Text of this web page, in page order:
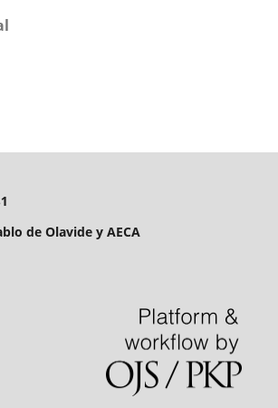
de Olavide y AECA